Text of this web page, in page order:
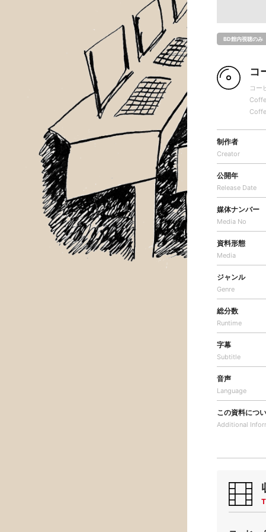
BD館内視聴のみ
コ
コー
制作者
Creator
公開年
Release Date
媒体ナンバー
Media No
資料形態
Media
ジャンル
Genre
総分数
Runtime
字幕
Subtitle
音声
Language
この資料につ
Additional